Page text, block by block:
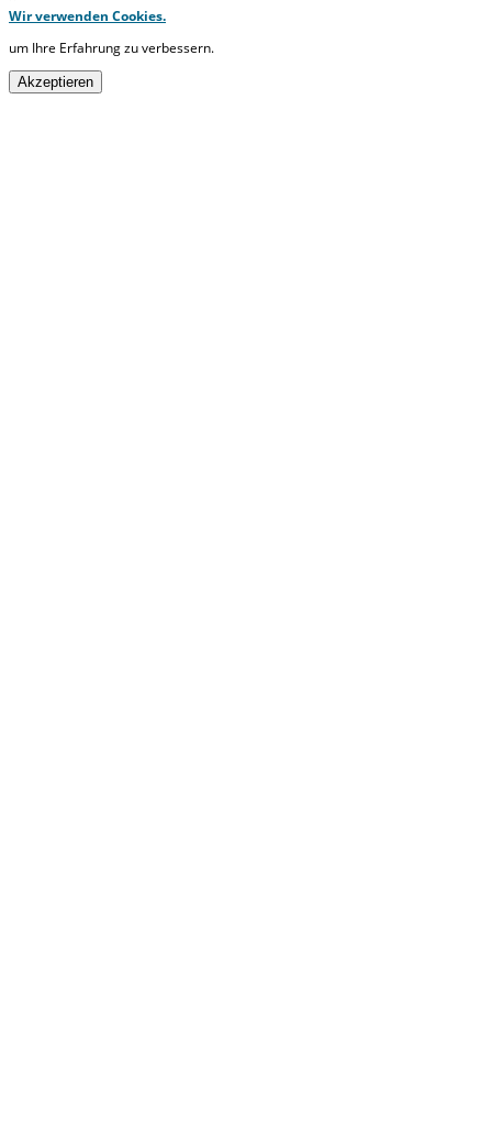
Wir verwenden Cookies.
um Ihre Erfahrung zu verbessern.
Akzeptieren